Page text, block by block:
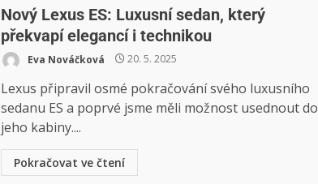
Nový Lexus ES: Luxusní sedan, který
překvapí elegancí i technikou
Eva Nováčková 20. 5. 2025
Lexus připravil osmé pokračování svého luxusního
sedanu ES a poprvé jsme měli možnost usednout do
jeho kabiny....
Pokračovat ve čtení